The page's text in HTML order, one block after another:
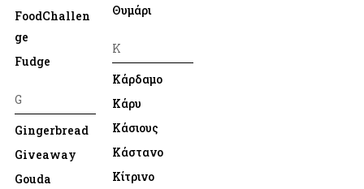
FoodChallen
ge
Fudge
G
Gingerbread
Giveaway
Gouda
Θυμάρι
Κ
Κάρδαμο
Κάρυ
Κάσιους
Κάστανο
Κίτρινο